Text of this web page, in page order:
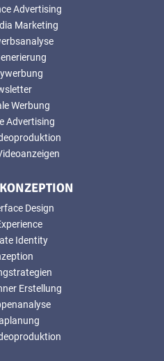
Advertising
Marketing
Werbung
Advertising
Design
Identity
Erstellung